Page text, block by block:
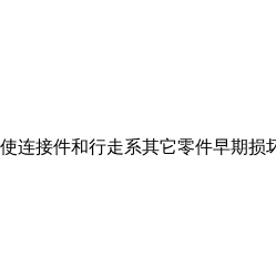
连接件和行走系其它零件早期损